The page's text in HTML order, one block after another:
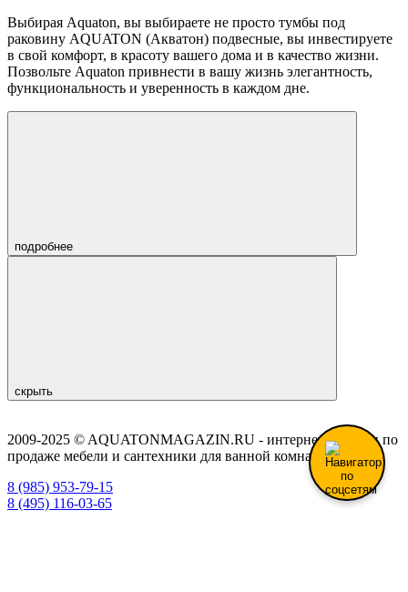
Выбирая Aquaton, вы выбираете не просто тумбы под
раковину AQUATON (Акватон) подвесные, вы инвестируете
в свой комфорт, в красоту вашего дома и в качество жизни.
Позвольте Aquaton привнести в вашу жизнь элегантность,
функциональность и уверенность в каждом дне.
подробнее
скрыть
2009-2025 © AQUATONMAGAZIN.RU - интернет-магазин по
продаже мебели и сантехники для ванной комнаты.
8 (985) 953-79-15
8 (495) 116-03-65